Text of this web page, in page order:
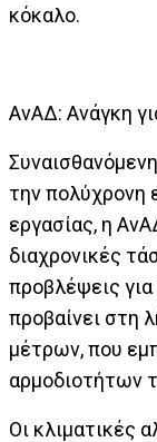
κόκαλο.
ΑνΑΔ: Ανάγκη
την πολύχρονη
εργασίας, η
διαχρονικές
προβλέψεις
προβαίνει στη
μέτρων, που
αρμοδιοτήτων
Οι κλιματικές